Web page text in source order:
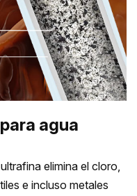
agua
elimina el cloro,
e incluso metales